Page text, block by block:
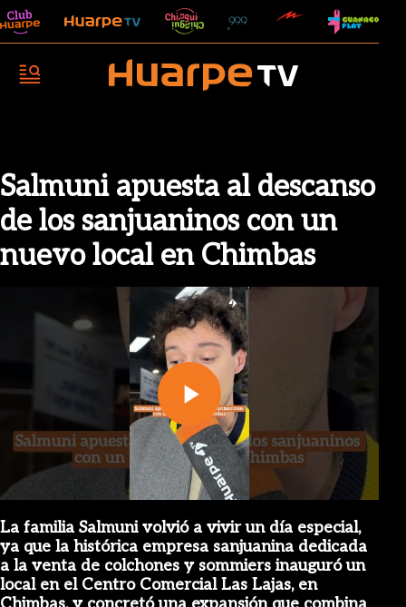
Salmuni apuesta al descanso
de los sanjuaninos con un
nuevo local en Chimbas
Play
Video
La familia Salmuni volvió a vivir un día especial,
ya que la histórica empresa sanjuanina dedicada
a la venta de colchones y sommiers inauguró un
local en el Centro Comercial Las Lajas, en